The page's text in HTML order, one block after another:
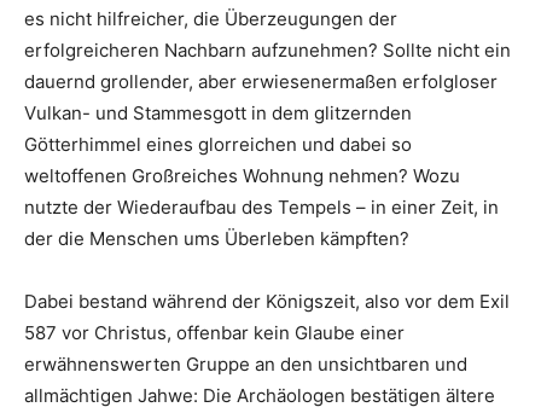
es nicht hilfreicher, die Überzeugungen der
erfolgreicheren Nachbarn aufzunehmen? Sollte nicht ein
dauernd grollender, aber erwiesenermaßen erfolgloser
Vulkan- und Stammesgott in dem glitzernden
Götterhimmel eines glorreichen und dabei so
weltoffenen Großreiches Wohnung nehmen? Wozu
nutzte der Wiederaufbau des Tempels – in einer Zeit, in
der die Menschen ums Überleben kämpften?
Dabei bestand während der Königszeit, also vor dem Exil
587 vor Christus, offenbar kein Glaube einer
erwähnenswerten Gruppe an den unsichtbaren und
allmächtigen Jahwe: Die Archäologen bestätigen ältere